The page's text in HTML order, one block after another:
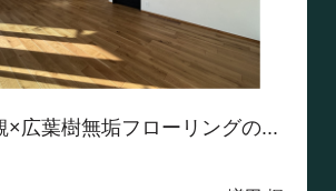
×広葉樹無垢フローリングの...